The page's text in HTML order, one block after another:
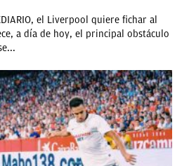
el Liverpool quiere fichar al
a día de hoy, el principal obstáculo